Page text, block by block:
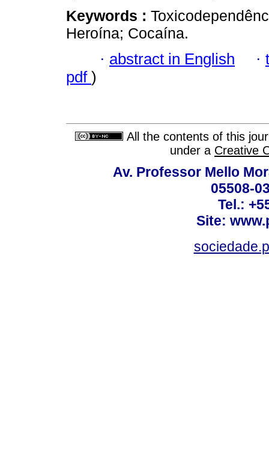
Keywords :
Heroína; Cocaína.
· abstract in English ·
pdf )
All the contents of this
under a Creative
Av. Professor Mello
05508-
Tel.:
Site: